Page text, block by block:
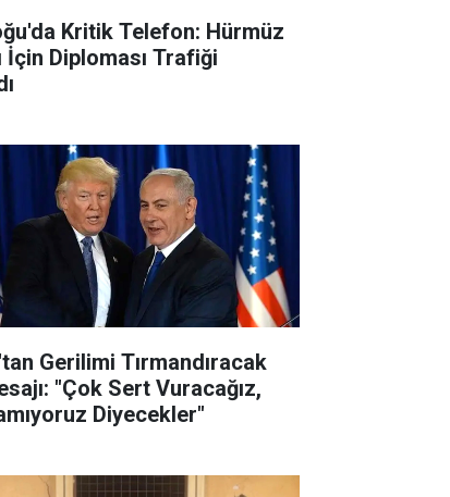
Kritik Telefon: Hürmüz
İçin Diploması Trafiği
Gerilimi Tırmandıracak
"Çok Sert Vuracağız,
Diyecekler"